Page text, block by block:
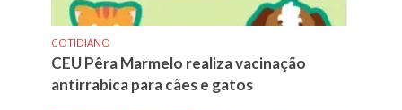
COTIDIANO
CEU Pêra Marmelo realiza vacinação
antirrabica para cães e gatos